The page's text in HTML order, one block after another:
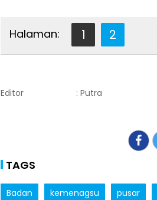
Halaman: 1 2
Editor : Putra
TAGS
Badan kemenagsu pusar